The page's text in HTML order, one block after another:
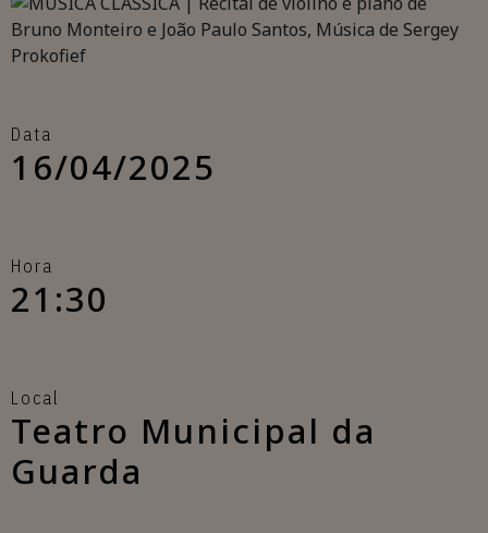
Data
16/04/2025
Hora
21:30
Local
Teatro Municipal da
Guarda